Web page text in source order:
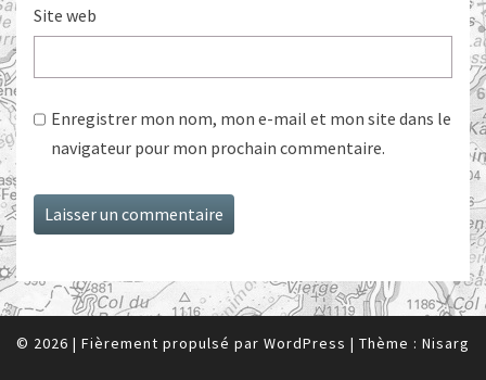
Site web
Enregistrer mon nom, mon e-mail et mon site dans le
navigateur pour mon prochain commentaire.
© 2026 | Fièrement propulsé par WordPress | Thème : Nisarg